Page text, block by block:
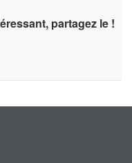
partagez le !